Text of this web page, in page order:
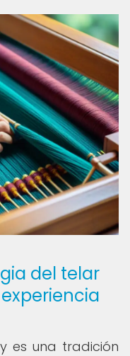
del telar
es una tradición